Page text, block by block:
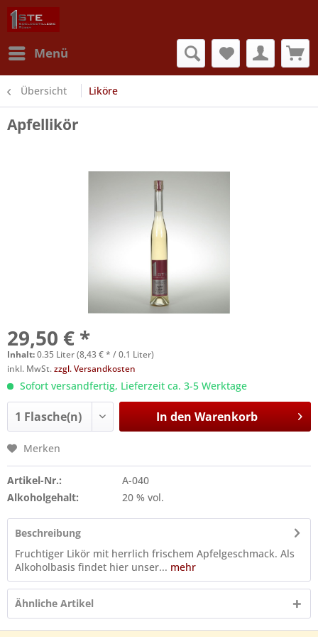
Menü
Übersicht Liköre
Apfellikör
29,50 € *
Inhalt:0.35 Liter (8,43 € * / 0.1 Liter)
inkl. MwSt.zzgl. Versandkosten
Sofort versandfertig, Lieferzeit ca. 3-5 Werktage
In den Warenkorb
Merken
Artikel-Nr.:
A-040
Alkoholgehalt:
20 % vol.
Beschreibung
Fruchtiger Likör mit herrlich frischem Apfelgeschmack. Als
Alkoholbasis findet hier unser... mehr
Ähnliche Artikel